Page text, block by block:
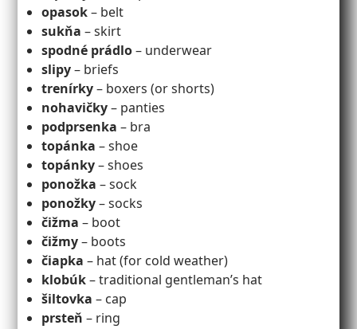
opasok– belt
sukňa – skirt
spodné prádlo– underwear
slipy– briefs
trenírky– boxers (or shorts)
nohavičky– panties
podprsenka – bra
topánka – shoe
topánky– shoes
ponožka – sock
ponožky– socks
čižma – boot
čižmy– boots
čiapka – hat (for cold weather)
klobúk– traditional gentleman’s hat
šiltovka – cap
prsteň – ring